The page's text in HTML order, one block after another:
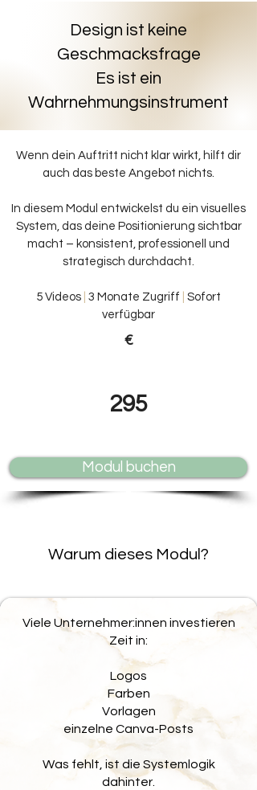
Design ist keine
Geschmacksfrage
Es ist ein
Wahrnehmungsinstrument
Wenn dein Auftritt nicht klar wirkt, hilft dir
auch das beste Angebot nichts.
In diesem Modul entwickelst du ein visuelles
System, das deine Positionierung sichtbar
macht – konsistent, professionell und
strategisch durchdacht.
5 Videos 3 Monate Zugriff
Sofort
verfügbar
€
295
Modul buchen
Warum dieses Modul?
Viele Unternehmer:innen investieren
Zeit in:
Logos
Farben
Vorlagen
einzelne Canva-Posts
Was fehlt, ist die Systemlogik
dahinter.